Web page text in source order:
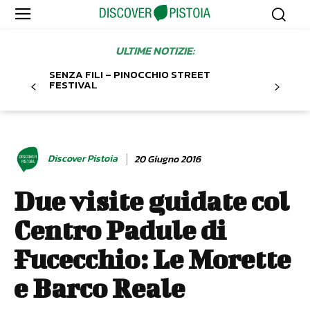
ULTIME NOTIZIE:
SENZA FILI – PINOCCHIO STREET
FESTIVAL
Discover Pistoia 20 Giugno 2016
Due visite guidate col
Centro Padule di
Fucecchio: Le Morette
e Barco Reale